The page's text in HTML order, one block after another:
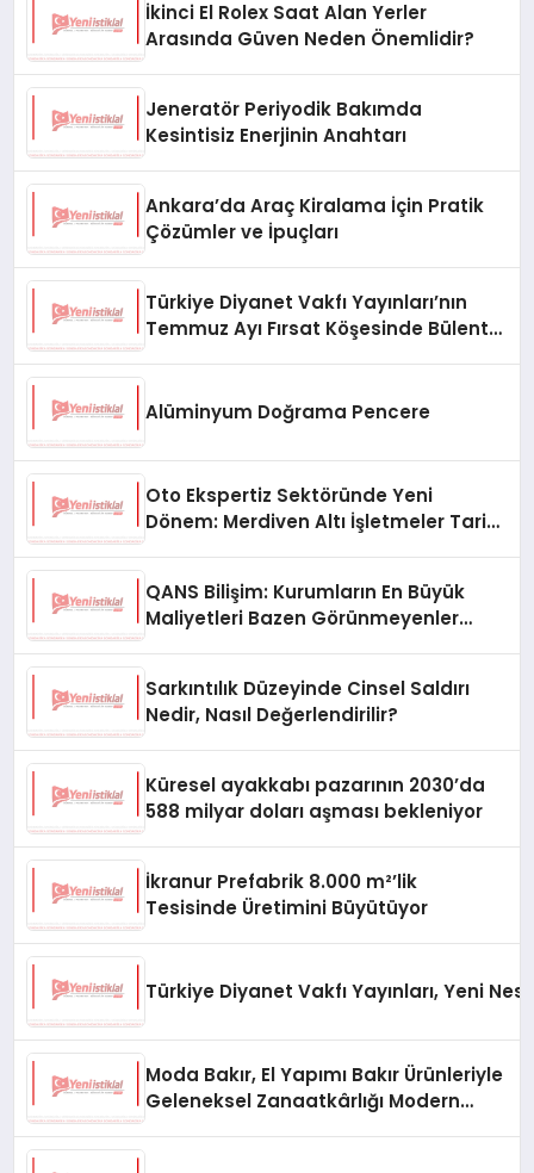
İkinci El Rolex Saat Alan Yerler
Arasında Güven Neden Önemlidir?
Jeneratör Periyodik Bakımda
Kesintisiz Enerjinin Anahtarı
Ankara’da Araç Kiralama İçin Pratik
Çözümler ve İpuçları
Türkiye Diyanet Vakfı Yayınları’nın
Temmuz Ayı Fırsat Köşesinde Bülent
Alüminyum Doğrama Pencere
Oto Ekspertiz Sektöründe Yeni
Dönem: Merdiven Altı İşletmeler Tarih
QANS Bilişim: Kurumların En Büyük
Maliyetleri Bazen Görünmeyenler
Sarkıntılık Düzeyinde Cinsel Saldırı
Nedir, Nasıl Değerlendirilir?
Küresel ayakkabı pazarının 2030’da
588 milyar doları aşması bekleniyor
İkranur Prefabrik 8.000 m²’lik
Tesisinde Üretimini Büyütüyor
Türkiye Diyanet Vakfı Yayınları, Yeni
Moda Bakır, El Yapımı Bakır Ürünleriyle
Geleneksel Zanaatkârlığı Modern